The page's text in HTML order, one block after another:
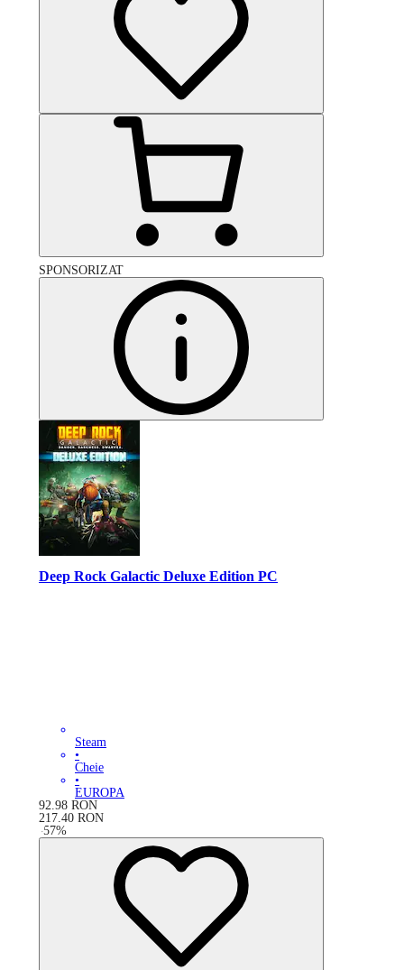
SPONSORIZAT
Deep Rock Galactic Deluxe Edition PC
Steam
•
Cheie
•
EUROPA
92.98 RON
217.40 RON
-57%